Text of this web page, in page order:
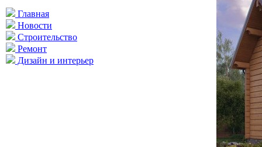
Главная
Новости
Строительство
Ремонт
Дизайн и интерьер